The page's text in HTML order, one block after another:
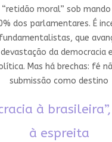
“retidão moral” sob
dos parlamentares. É
que
da democracia
Mas há brechas: fé
submissão como destino
à
à espreita